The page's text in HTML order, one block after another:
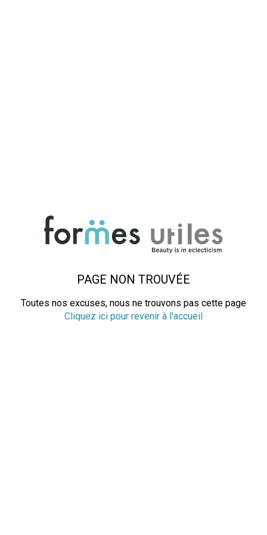
PAGE NON TROUVÉE
Toutes nos excuses, nous ne trouvons pas cette page
Cliquez ici pour revenir à l'accueil